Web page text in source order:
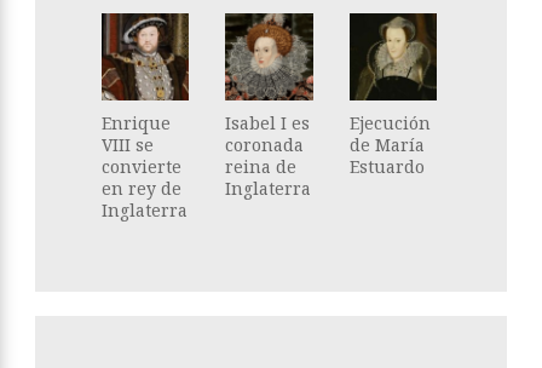
Enrique
VIII se
convierte
en rey de
Inglaterra
Isabel I es
coronada
reina de
Inglaterra
Ejecución
de María
Estuardo